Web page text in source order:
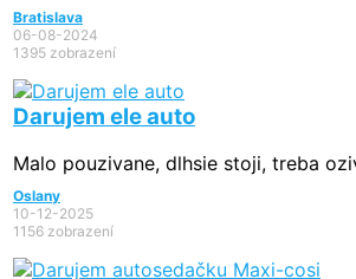
Bratislava
06-08-2024
1395 zobrazení
Darujem ele auto
Malo pouzivane, dlhsie stoji, treba
Oslany
10-12-2025
1156 zobrazení